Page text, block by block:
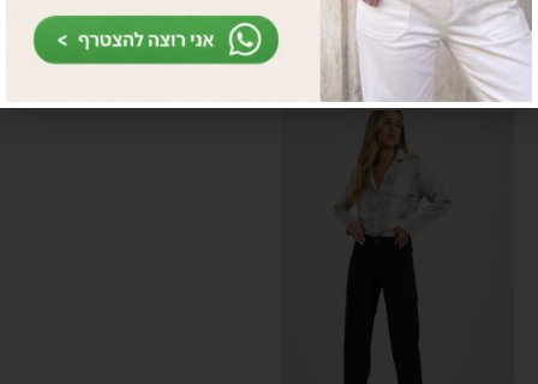
מכנסי קופרו
₪99.00
מכנסי קופרו
₪210.00